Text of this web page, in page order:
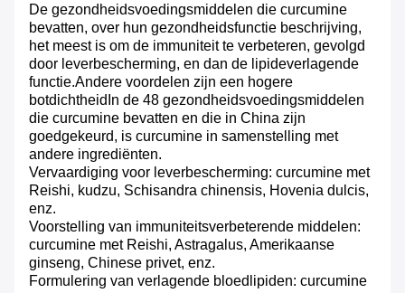
De gezondheidsvoedingsmiddelen die curcumine
bevatten, over hun gezondheidsfunctie beschrijving,
het meest is om de immuniteit te verbeteren, gevolgd
door leverbescherming, en dan de lipideverlagende
functie.Andere voordelen zijn een hogere
botdichtheidIn de 48 gezondheidsvoedingsmiddelen
die curcumine bevatten en die in China zijn
goedgekeurd, is curcumine in samenstelling met
andere ingrediënten.
Vervaardiging voor leverbescherming: curcumine met
Reishi, kudzu, Schisandra chinensis, Hovenia dulcis,
enz.
Voorstelling van immuniteitsverbeterende middelen:
curcumine met Reishi, Astragalus, Amerikaanse
ginseng, Chinese privet, enz.
Formulering van verlagende bloedlipiden: curcumine